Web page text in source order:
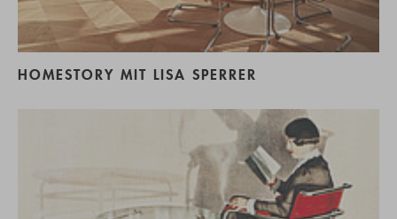
HOMESTORY MIT LISA SPERRER